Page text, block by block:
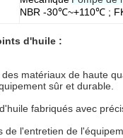
NBR -30℃~+110℃ ;
d'huile :
matériaux de haute
sûr et durable.
fabriqués avec
l'entretien de